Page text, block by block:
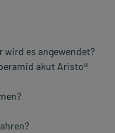
wird es angewendet?
akut Aristo®